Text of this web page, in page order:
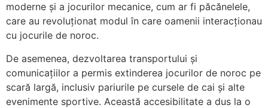
moderne și a jocurilor mecanice, cum ar fi păcănelele,
care au revoluționat modul în care oamenii interacționau
cu jocurile de noroc.
De asemenea, dezvoltarea transportului și
comunicațiilor a permis extinderea jocurilor de noroc pe
scară largă, inclusiv pariurile pe cursele de cai și alte
evenimente sportive. Această accesibilitate a dus la o